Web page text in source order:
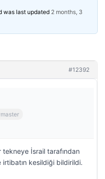
was last updated 2 months, 3
#12392
tekneye İsrail tarafından
irtibatın kesildiği bildirildi.